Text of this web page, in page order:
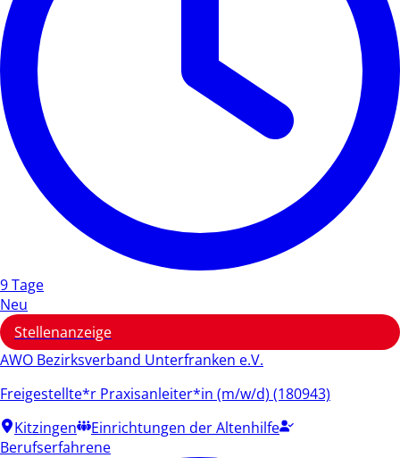
9 Tage
Neu
Stellenanzeige
AWO Bezirksverband Unterfranken e.V.
Freigestellte*r Praxisanleiter*in (m/w/d) (180943)
Kitzingen
Einrichtungen der Altenhilfe
Berufserfahrene